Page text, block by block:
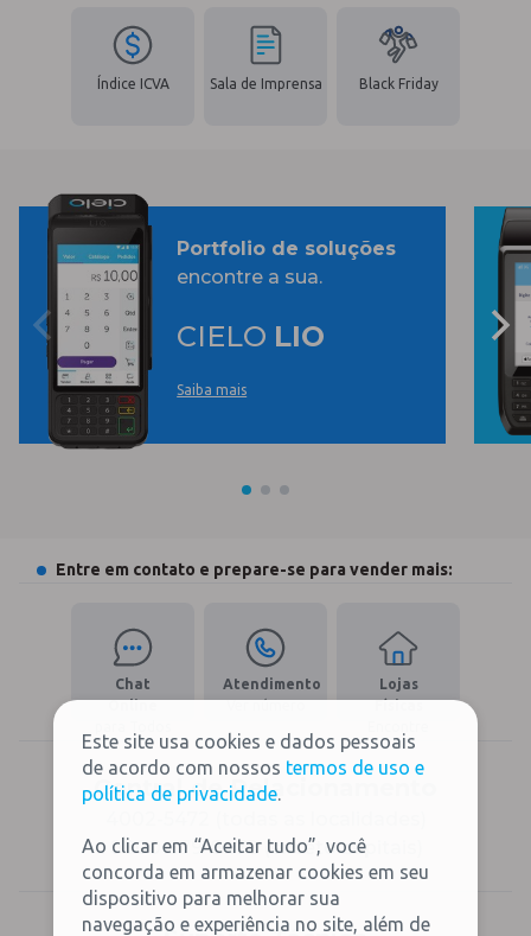
Índice ICVA Sala de Imprensa Black Friday
Portfolio de soluções
encontre a sua.
CIELO LIO
Saiba mais
Entre em contato e prepare-se para vender mais:
Chat
Online
Atendimento
Ver número
Lojas
Físicas
Central de Relacionamento
0800-579-8472 (exceto capitais)
Este site usa cookies e dados pessoais
de acordo com nossos termos de uso e
política de privacidade.
Ao clicar em “Aceitar tudo”, você
concorda em armazenar cookies em seu
dispositivo para melhorar sua
navegação e experiência no site, além de